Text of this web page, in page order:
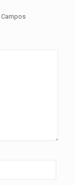
Campos